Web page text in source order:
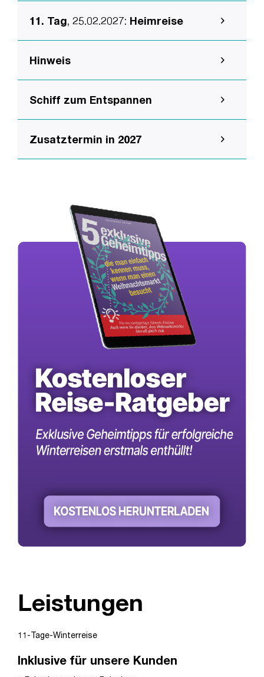
11. Tag, 25.02.2027: Heimreise
Hinweis
Schiff zum Entspannen
Zusatztermin in 2027
Leistungen
11-Tage-Winterreise
Inklusive für unsere Kunden